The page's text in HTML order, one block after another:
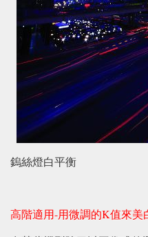
鎢絲燈白平衡
高階適用-用微調的K值來美